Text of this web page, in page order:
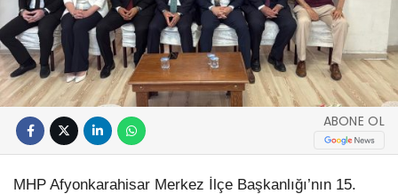
ABONE OL
MHP Afyonkarahisar Merkez İlçe Başkanlığı’nın 15.